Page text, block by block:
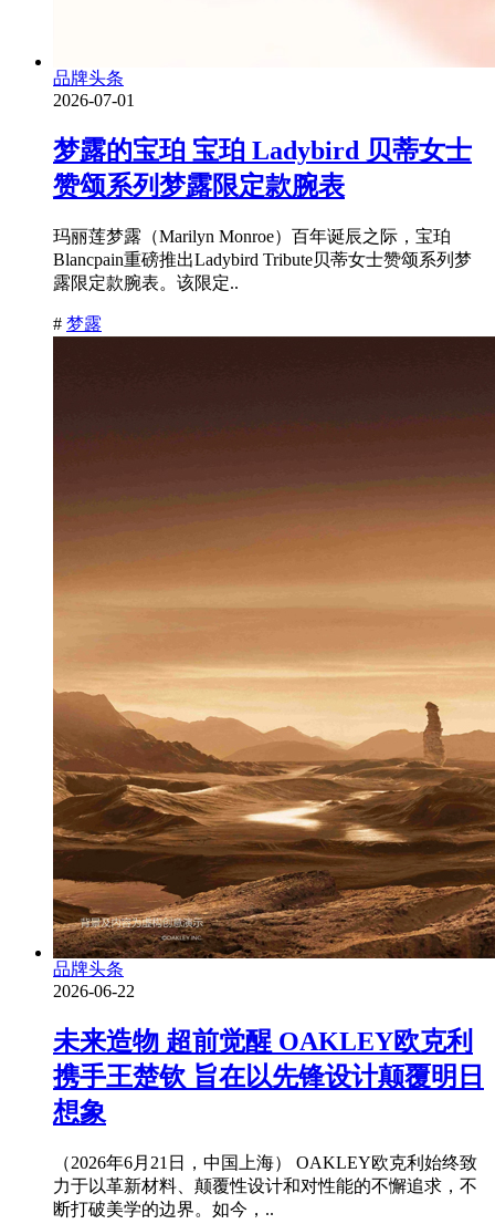
品牌头条
2026-07-01
梦露的宝珀 宝珀 Ladybird 贝蒂女士
赞颂系列梦露限定款腕表
玛丽莲梦露（Marilyn Monroe）百年诞辰之际，宝珀
Blancpain重磅推出Ladybird Tribute贝蒂女士赞颂系列梦
露限定款腕表。该限定..
# 梦露
品牌头条
2026-06-22
未来造物 超前觉醒 OAKLEY欧克利
携手王楚钦 旨在以先锋设计颠覆明日
想象
（2026年6月21日，中国上海） OAKLEY欧克利始终致
力于以革新材料、颠覆性设计和对性能的不懈追求，不
断打破美学的边界。如今，..